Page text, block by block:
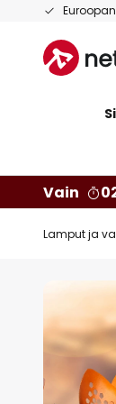
Skip
Content
Vain
Lamput ja
Skip
to
the
of